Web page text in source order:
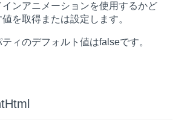
インアニメーションを使用するかど
を取得または設定します。
ティのデフォルト値はfalseです。
Html